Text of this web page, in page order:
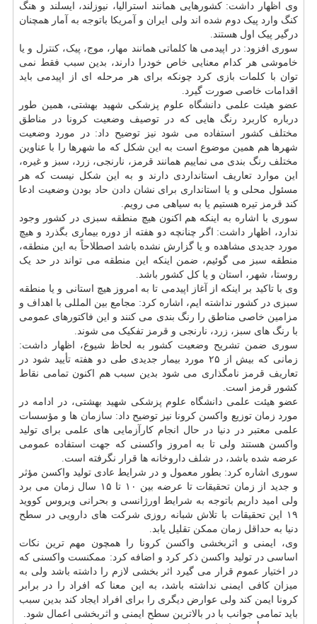
وی اظهار داشت: کشورهایی همانند استرالیا، نیوزلند، ایسلند و هنگ
کنگ وارد پیک دوم شده اند ولی ایران و آمریکا باتوجه به آمار همچنان
درگیر پیک اول هستند.
سوری افزود: در اپیدمی ها کلماتی همانند مهار، موج، پیک، کنترل و یا
خاموشی هر کدام معنایی خاص خودرا دارند، بدین سبب فقط نمی
توان با کلمات بازی کرد چونکه برای هر مرحله ای از اپیدمی باید
اقدامات خاصی صورت گیرد.
عضو هیئت علمی دانشگاه علوم پزشکی شهید بهشتی، همین طور
درباره کاربرد رنگ هایی که در توصیف وضعیت کرونا در مناطق
مختلف کشور استفاده می شود نیز توضیح داد: در مورد وضعیت
شهرها هم همین موضوع است به این شکل که ما شهرها را با عناوین
مختلف رنگ بندی می نماییم همانند قرمز، نارنجی، زرد، سبز و غیره،
این موارد تعاریف استانداردی دارند و به این شکل نیست که هر
مسئول محلی و یا استانداری برای نشان دادن حاد بودن وضعیت ادعا
کند قرمز تیره هستیم یا به سیاهی می رویم.
سوری با اشاره به اینکه هم اکنون هیچ منطقه سبزی در کشور وجود
ندارد، اظهار داشت: اگر چنانچه دو هفته از دوره بیماری بگذرد و هیچ
مورد جدیدی مشاهده و یا گزارش نشده باشد اصطلاحاً به این منطقه،
منطقه سبز می گوئیم، ضمن اینکه این منطقه می تواند در حد یک
روستا، شهر، استان و یا کل کشور باشد.
وی با تاکید بر اینکه از آغاز اپیدمی تا به امروز هیچ استانی و یا منطقه
سبزی در کشور نداشته ایم، اشاره کرد: مجامع بین المللی با اهداف و
مزامین خاصی مناطق را رنگ بندی می کنند و این فاکتورهای عمومی
با رنگ های سبز، زرد، نارنجی و قرمز تفکیک می شوند.
سوری ضمن تشریح وضعیت کشور به لحاظ شیوع، اظهار داشت:
زمانی که بیش از ۲۵ مورد بیمار جدیدی طی دو هفته تأیید شود در
تعاریف قرمز نامگذاری می شود بدین سبب هم اکنون تمامی نقاط
کشور قرمز است.
عضو هیئت علمی دانشگاه علوم پزشکی شهید بهشتی، در ادامه در
مورد زمان توزیع واکسن کرونا نیز توضیح داد: سازمان ها و مؤسسات
علمی معتبر در دنیا در حال انجام کارآزمایی های علمی برای تولید
واکسن هستند ولی تا به امروز واکسنی که جهت استفاده عمومی
عرضه شده باشد، در شلف داروخانه ها قرار نگرفته است.
سوری اشاره کرد: بطور معمول و در شرایط عادی تولید واکسن مؤثر
و جدید از زمان تحقیقات تا عرضه بین ۱۰ تا ۱۵ سال زمان می برد
ولی امید داریم باتوجه به شرایط اورژانسی و بحرانی ویروس کووید
۱۹ این تحقیقات با تلاش شبانه روزی شرکت های دارویی در سطح
دنیا به حداقل زمان ممکن تقلیل یابد.
وی، ایمنی و اثربخشی واکسن کرونا را همچون مهم ترین نکات
اساسی در تولید واکسن ذکر کرد و اضافه کرد: ممکنست واکسنی که
در اختیار عموم قرار می گیرد اثر بخشی لازم را داشته باشد ولی به
میزان کافی ایمنی نداشته باشد، به این معنا که افراد را در برابر
کرونا ایمن کند ولی عوارض دیگری را برای افراد ایجاد کند بدین سبب
باید تمامی جوانب با در بالاترین سطح ایمنی و اثربخشی اعمال شود.